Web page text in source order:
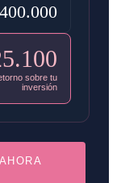
sobre tu
inversión